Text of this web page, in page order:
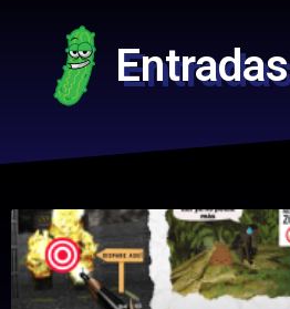
Entradas